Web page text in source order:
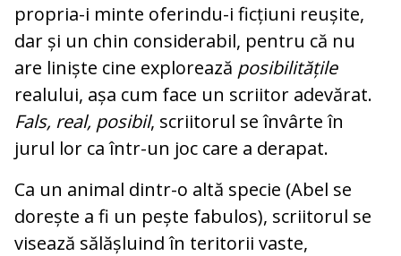
propria-i minte oferindu-i ficțiuni reușite,
dar și un chin considerabil, pentru că nu
are liniște cine explorează posibilitățile
realului, așa cum face un scriitor adevărat.
Fals, real, posibil, scriitorul se învârte în
jurul lor ca într-un joc care a derapat.
Ca un animal dintr-o altă specie (Abel se
dorește a fi un pește fabulos), scriitorul se
visează sălășluind în teritorii vaste,